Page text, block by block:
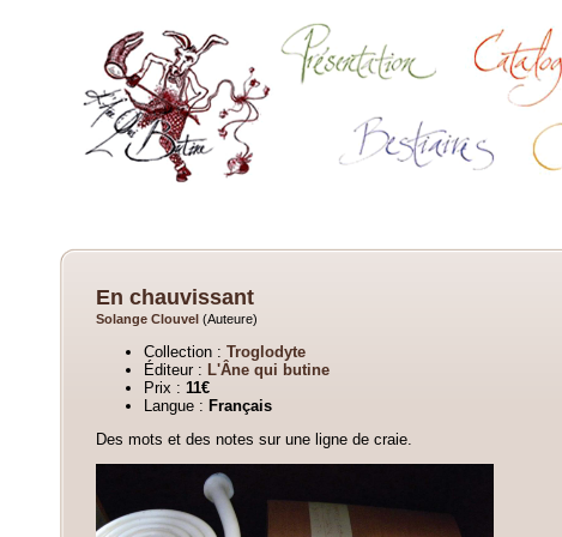
En chauvissant
Solange Clouvel (Auteure)
Collection : Troglodyte
Éditeur : L'Âne qui butine
Prix : 11€
Langue : Français
Des mots et des notes sur une ligne de craie.